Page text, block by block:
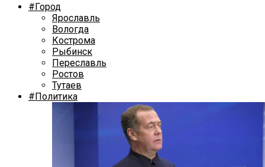
#Город
Ярославль
Вологда
Кострома
Рыбинск
Переславль
Ростов
Тутаев
#Политика